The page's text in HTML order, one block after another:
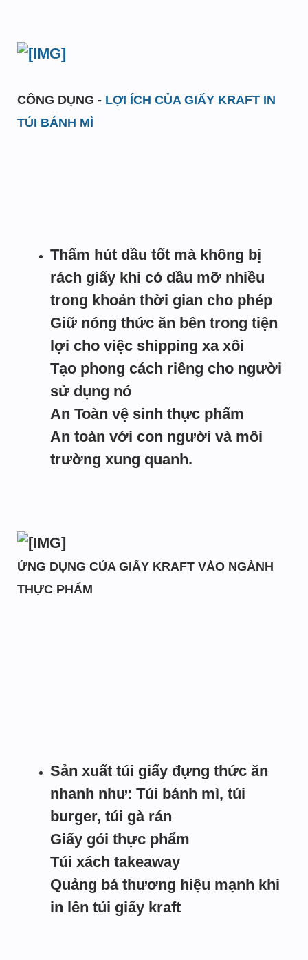
CÔNG DỤNG - LỢI ÍCH CỦA GIẤY KRAFT IN
TÚI BÁNH MÌ
Thấm hút dầu tốt mà không bị
rách giấy khi có dầu mỡ nhiều
trong khoản thời gian cho phép
Giữ nóng thức ăn bên trong tiện
lợi cho việc shipping xa xôi
Tạo phong cách riêng cho người
sử dụng nó
An Toàn vệ sinh thực phẩm
An toàn với con người và môi
trường xung quanh.
ỨNG DỤNG CỦA GIẤY KRAFT VÀO NGÀNH
THỰC PHẨM
Sản xuất túi giấy đựng thức ăn
nhanh như: Túi bánh mì, túi
burger, túi gà rán
Giấy gói thực phẩm
Túi xách takeaway
Quảng bá thương hiệu mạnh khi
in lên túi giấy kraft